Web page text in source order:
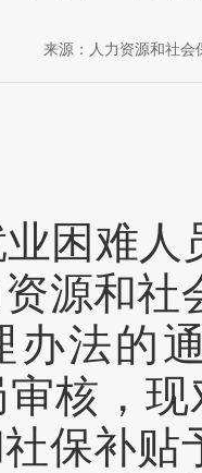
来源：人力资源和社会
困难
源和社
办法的
核，
保补贴